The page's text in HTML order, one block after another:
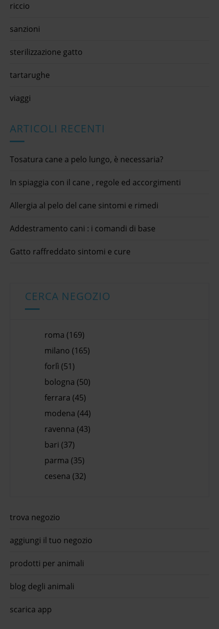
riccio
sanzioni
sterilizzazione gatto
tartarughe
viaggi
ARTICOLI RECENTI
Tosatura cane a pelo lungo, è necessaria?
In spiaggia con il cane , regole ed accorgimenti
Allergia al pelo del cane sintomi e rimedi
Addestramento cani : i comandi di base
Gatto raffreddato sintomi e cure
CERCA NEGOZIO
roma (169)
milano (165)
forlì (51)
bologna (50)
ferrara (45)
modena (44)
ravenna (43)
bari (37)
parma (35)
cesena (32)
trova negozio
aggiungi il tuo negozio
prodotti per animali
blog degli animali
scarica app